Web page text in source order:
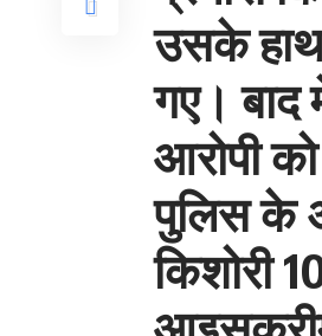
उसके
गए।
आरोपी
पुलिस के
किशोरी